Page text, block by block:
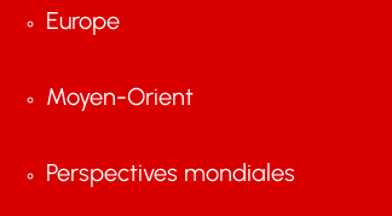
Europe
Moyen-Orient
Perspectives mondiales